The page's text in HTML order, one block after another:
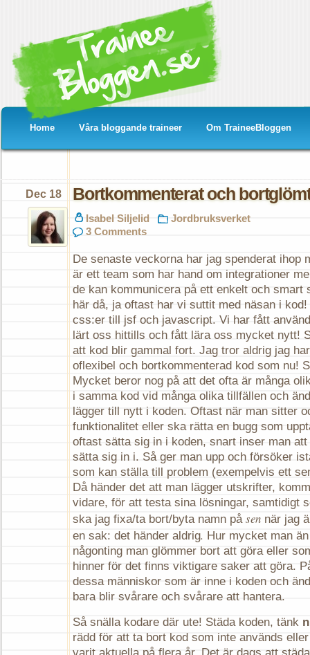
Home Våra bloggande traineer Om TraineeBloggen
Bortkommenterat och
Dec 18
Isabel Siljelid
Jordbruksverket
3 Comments
De senaste veckorna har jag spenderat ihop
är ett team som har hand om integrationer
de kan kommunicera på ett enkelt och smart
här då, ja oftast har vi suttit med näsan i
css:er till jsf och javascript. Vi har fått
lärt oss hittills och fått lära oss mycket nytt!
att kod blir gammal fort. Jag tror aldrig jag
oflexibel och bortkommenterad kod som nu!
Mycket beror nog på att det ofta är många
i samma kod vid många olika tillfällen och
lägger till nytt i koden. Oftast när man sitter
funktionalitet eller ska rätta en bugg som
oftast sätta sig in i koden, snart inser man
sätta sig in i. Så ger man upp och försöker
som kan ställa till problem (exempelvis ett
Då händer det att man lägger utskrifter,
vidare, för att testa sina lösningar, samtidigt
ska jag fixa/ta bort/byta namn på sen när jag
en sak: det händer aldrig. Hur mycket man
någonting man glömmer bort att göra eller
hinner för det finns viktigare saker att göra.
dessa människor som är inne i koden och
bara blir svårare och svårare att hantera.
Så snälla kodare där ute! Städa koden, tänk
rädd för att ta bort kod som inte används